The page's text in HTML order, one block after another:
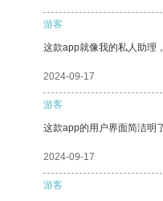
游客
这款app就像我的私人助理
2024-09-17
游客
这款app的用户界面简洁明
2024-09-17
游客